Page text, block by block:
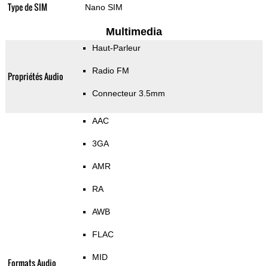
Type de SIM Nano SIM
Multimedia
Propriétés Audio
Haut-Parleur
Radio FM
Connecteur 3.5mm
Formats Audio
AAC
3GA
AMR
RA
AWB
FLAC
MID